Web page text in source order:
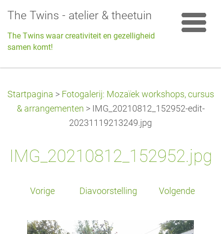
The Twins - atelier & theetuin
The Twins waar creativiteit en gezelligheid
samen komt!
Startpagina > Fotogalerij: Mozaïek workshops, cursus
& arrangementen > IMG_20210812_152952-edit-
20231119213249.jpg
IMG_20210812_152952.jpg
Vorige Diavoorstelling Volgende